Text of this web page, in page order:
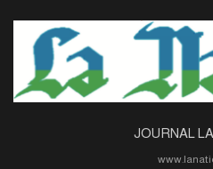
JOURNAL